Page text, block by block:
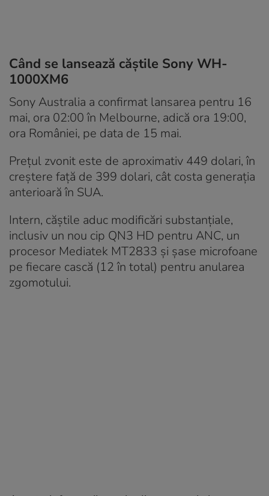
Când se lansează căștile Sony WH-
1000XM6
Sony Australia a confirmat lansarea pentru 16
mai, ora 02:00 în Melbourne, adică ora 19:00,
ora României, pe data de 15 mai.
Prețul zvonit este de aproximativ 449 dolari, în
creștere față de 399 dolari, cât costa generația
anterioară în SUA.
Intern, căștile aduc modificări substanțiale,
inclusiv un nou cip QN3 HD pentru ANC, un
procesor Mediatek MT2833 și șase microfoane
pe fiecare cască (12 în total) pentru anularea
zgomotului.